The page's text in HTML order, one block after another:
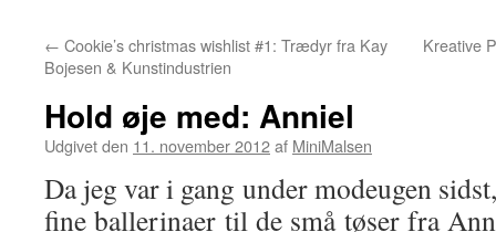
← Cookie’s christmas wishlist #1: Trædyr fra Kay
Bojesen & Kunstindustrien
Kreative
Hold øje med: Anniel
Udgivet den 11. november 2012af MiniMalsen
Da jeg var i gang under modeugen
fine ballerinaer til de små tøser fra